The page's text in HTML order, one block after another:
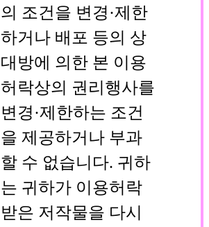
의 조건을 변경·제한
하거나 배포 등의 상
대방에 의한 본 이용
허락상의 권리행사를
변경·제한하는 조건
을 제공하거나 부과
할 수 없습니다. 귀하
는 귀하가 이용허락
받은 저작물을 다시